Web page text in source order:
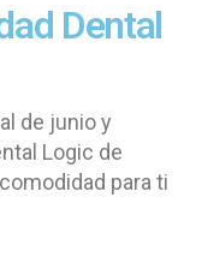
Dental
de junio y
Logic de
para ti